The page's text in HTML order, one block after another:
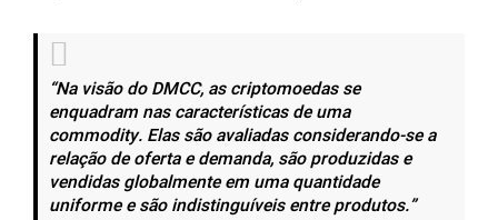
“Na visão do DMCC, as criptomoedas se
enquadram nas características de uma
commodity. Elas são avaliadas considerando-se a
relação de oferta e demanda, são produzidas e
vendidas globalmente em uma quantidade
uniforme e são indistinguíveis entre produtos.”